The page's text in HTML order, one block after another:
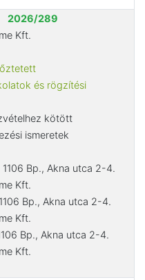
2026/289
Kft.
és rögzítési
kötött
ismeretek
Bp., Akna utca 2-4.
Kft.
Bp., Akna utca 2-4.
Kft.
Bp., Akna utca 2-4.
Kft.